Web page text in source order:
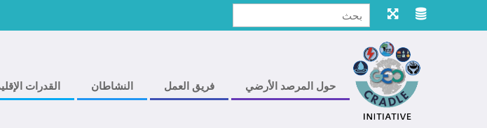
حول المرصد الأرضي فريق العمل النشاطان القدرات